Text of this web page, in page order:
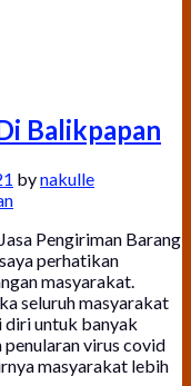
Balikpapan
bynakulle
Pengiriman Barang
perhatikan
masyarakat.
seluruh masyarakat
diri untuk banyak
virus covid
masyarakat lebih